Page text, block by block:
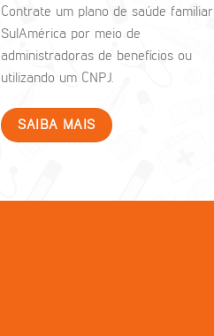
Contrate um plano de saúde familiar
SulAmérica por meio de
administradoras de benefícios ou
utilizando um CNPJ.
SAIBA MAIS